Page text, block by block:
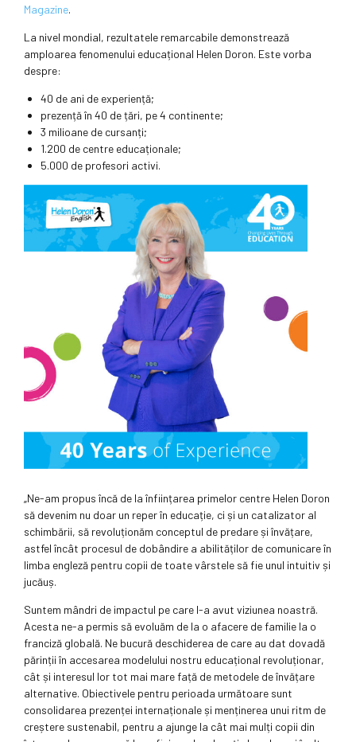
Magazine.
La nivel mondial, rezultatele remarcabile demonstrează
amploarea fenomenului educațional Helen Doron. Este vorba
despre:
40 de ani de experiență;
prezență în 40 de țări, pe 4 continente;
3 milioane de cursanți;
1.200 de centre educaționale;
5.000 de profesori activi.
„Ne-am propus încă de la înființarea primelor centre Helen Doron
să devenim nu doar un reper în educație, ci și un catalizator al
schimbării, să revoluționăm conceptul de predare și învățare,
astfel încât procesul de dobândire a abilităților de comunicare în
limba engleză pentru copii de toate vârstele să fie unul intuitiv și
jucăuș.
Suntem mândri de impactul pe care l-a avut viziunea noastră.
Acesta ne-a permis să evoluăm de la o afacere de familie la o
franciză globală. Ne bucură deschiderea de care au dat dovadă
părinții în accesarea modelului nostru educațional revoluționar,
cât și interesul lor tot mai mare față de metodele de învățare
alternative. Obiectivele pentru perioada următoare sunt
consolidarea prezenței internaționale și menținerea unui ritm de
creștere sustenabil, pentru a ajunge la cât mai mulți copii din